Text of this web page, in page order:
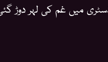
میں غم کی لہر دوڑ